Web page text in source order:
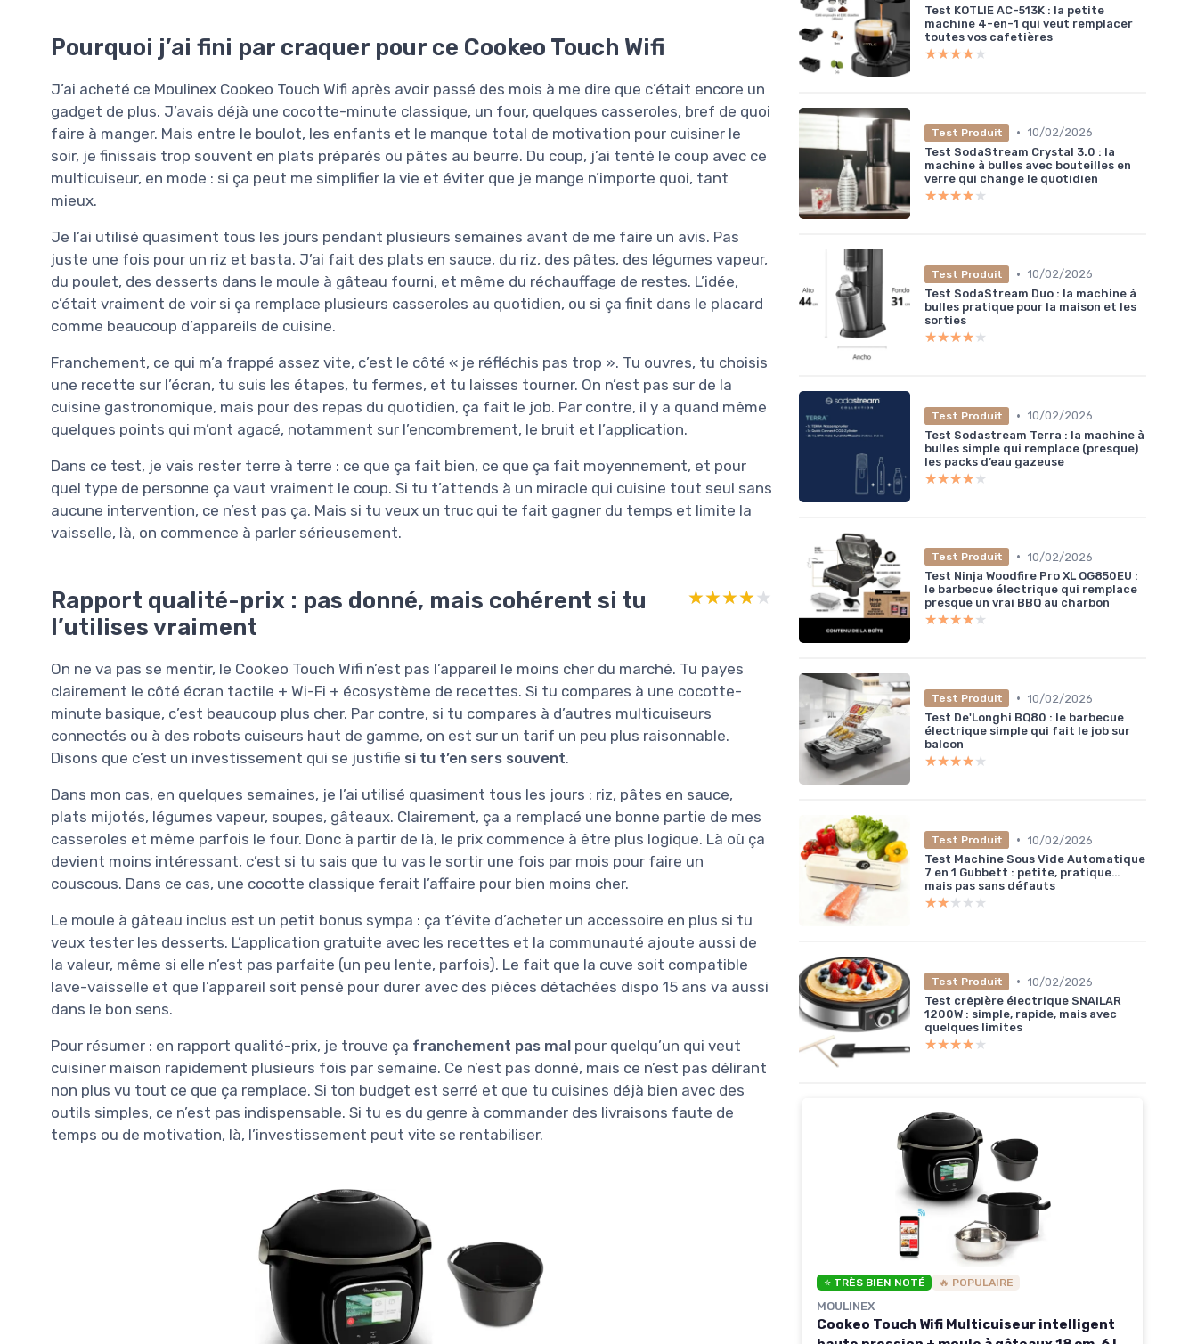
Pourquoi j’ai fini par craquer pour ce Cookeo Touch Wifi
J’ai acheté ce Moulinex Cookeo Touch Wifi après avoir passé des mois à me dire que c’était encore un
gadget de plus. J’avais déjà une cocotte-minute classique, un four, quelques casseroles, bref de quoi
faire à manger. Mais entre le boulot, les enfants et le manque total de motivation pour cuisiner le
soir, je finissais trop souvent en plats préparés ou pâtes au beurre. Du coup, j’ai tenté le coup avec ce
multicuiseur, en mode : si ça peut me simplifier la vie et éviter que je mange n’importe quoi, tant
mieux.
Je l’ai utilisé quasiment tous les jours pendant plusieurs semaines avant de me faire un avis. Pas
juste une fois pour un riz et basta. J’ai fait des plats en sauce, du riz, des pâtes, des légumes vapeur,
du poulet, des desserts dans le moule à gâteau fourni, et même du réchauffage de restes. L’idée,
c’était vraiment de voir si ça remplace plusieurs casseroles au quotidien, ou si ça finit dans le placard
comme beaucoup d’appareils de cuisine.
Franchement, ce qui m’a frappé assez vite, c’est le côté « je réfléchis pas trop ». Tu ouvres, tu choisis
une recette sur l’écran, tu suis les étapes, tu fermes, et tu laisses tourner. On n’est pas sur de la
cuisine gastronomique, mais pour des repas du quotidien, ça fait le job. Par contre, il y a quand même
quelques points qui m’ont agacé, notamment sur l’encombrement, le bruit et l’application.
Dans ce test, je vais rester terre à terre : ce que ça fait bien, ce que ça fait moyennement, et pour
quel type de personne ça vaut vraiment le coup. Si tu t’attends à un miracle qui cuisine tout seul sans
aucune intervention, ce n’est pas ça. Mais si tu veux un truc qui te fait gagner du temps et limite la
vaisselle, là, on commence à parler sérieusement.
Rapport qualité-prix : pas donné, mais cohérent si tu
l’utilises vraiment
★★★★★
★★★★★
On ne va pas se mentir, le Cookeo Touch Wifi n’est pas l’appareil le moins cher du marché. Tu payes
clairement le côté écran tactile + Wi-Fi + écosystème de recettes. Si tu compares à une cocotte-
minute basique, c’est beaucoup plus cher. Par contre, si tu compares à d’autres multicuiseurs
connectés ou à des robots cuiseurs haut de gamme, on est sur un tarif un peu plus raisonnable.
Disons que c’est un investissement qui se justifie si tu t’en sers souvent.
Dans mon cas, en quelques semaines, je l’ai utilisé quasiment tous les jours : riz, pâtes en sauce,
plats mijotés, légumes vapeur, soupes, gâteaux. Clairement, ça a remplacé une bonne partie de mes
casseroles et même parfois le four. Donc à partir de là, le prix commence à être plus logique. Là où ça
devient moins intéressant, c’est si tu sais que tu vas le sortir une fois par mois pour faire un
couscous. Dans ce cas, une cocotte classique ferait l’affaire pour bien moins cher.
Le moule à gâteau inclus est un petit bonus sympa : ça t’évite d’acheter un accessoire en plus si tu
veux tester les desserts. L’application gratuite avec les recettes et la communauté ajoute aussi de
la valeur, même si elle n’est pas parfaite (un peu lente, parfois). Le fait que la cuve soit compatible
lave-vaisselle et que l’appareil soit pensé pour durer avec des pièces détachées dispo 15 ans va aussi
dans le bon sens.
Pour résumer : en rapport qualité-prix, je trouve ça franchement pas mal pour quelqu’un qui veut
cuisiner maison rapidement plusieurs fois par semaine. Ce n’est pas donné, mais ce n’est pas délirant
non plus vu tout ce que ça remplace. Si ton budget est serré et que tu cuisines déjà bien avec des
outils simples, ce n’est pas indispensable. Si tu es du genre à commander des livraisons faute de
temps ou de motivation, là, l’investissement peut vite se rentabiliser.
Test KOTLIE AC-513K : la petite
machine 4-en-1 qui veut remplacer
toutes vos cafetières
★★★★★
★★★★★
Test Produit • 10/02/2026
Test SodaStream Crystal 3.0 : la
machine à bulles avec bouteilles en
verre qui change le quotidien
★★★★★
★★★★★
Test Produit • 10/02/2026
Test SodaStream Duo : la machine à
bulles pratique pour la maison et les
sorties
★★★★★
★★★★★
Test Produit • 10/02/2026
Test Sodastream Terra : la machine à
bulles simple qui remplace (presque)
les packs d’eau gazeuse
★★★★★
★★★★★
Test Produit • 10/02/2026
Test Ninja Woodfire Pro XL OG850EU :
le barbecue électrique qui remplace
presque un vrai BBQ au charbon
★★★★★
★★★★★
Test Produit • 10/02/2026
Test De'Longhi BQ80 : le barbecue
électrique simple qui fait le job sur
balcon
★★★★★
★★★★★
Test Produit • 10/02/2026
Test Machine Sous Vide Automatique
7 en 1 Gubbett : petite, pratique…
mais pas sans défauts
★★★★★
★★★★★
Test Produit • 10/02/2026
Test crêpière électrique SNAILAR
1200W : simple, rapide, mais avec
quelques limites
★★★★★
★★★★★
⭐ TRÈS BIEN NOTÉ 🔥 POPULAIRE
MOULINEX
Cookeo Touch Wifi Multicuiseur intelligent